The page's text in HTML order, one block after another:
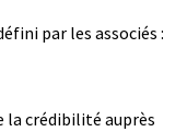
par les associés :
la crédibilité auprès